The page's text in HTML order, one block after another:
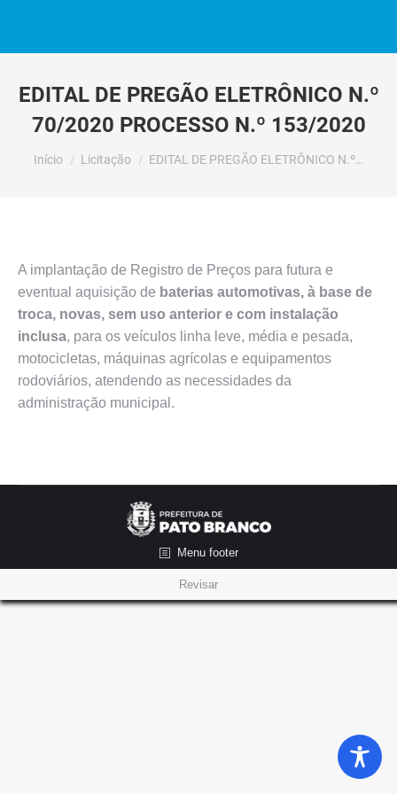
EDITAL DE PREGÃO ELETRÔNICO N.º
70/2020 PROCESSO N.º 153/2020
Você está aqui:
Início Licitação EDITAL DE PREGÃO ELETRÔNICO N.º…
A implantação de Registro de Preços para futura e
eventual aquisição de baterias automotivas, à base de
troca, novas, sem uso anterior e com instalação
inclusa, para os veículos linha leve, média e pesada,
motocicletas, máquinas agrícolas e equipamentos
rodoviários, atendendo as necessidades da
administração municipal.
Menu footer
Revisar